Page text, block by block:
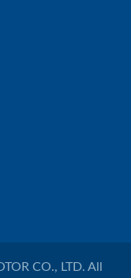
CO., LTD. All